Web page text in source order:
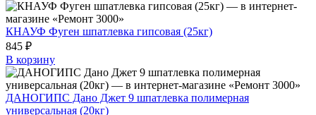
КНАУФ Фуген шпатлевка гипсовая (25кг)
845 ₽
В корзину
ДАНОГИПС Дано Джет 9 шпатлевка полимерная
универсальная (20кг)